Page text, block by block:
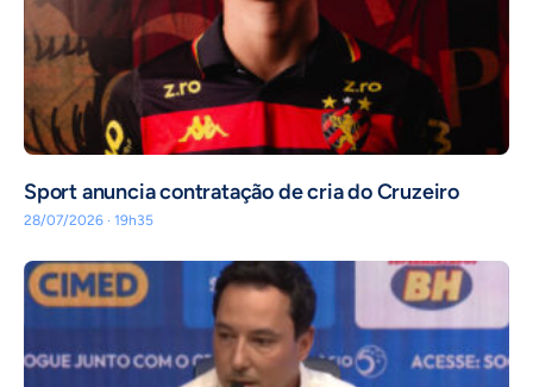
Sport anuncia contratação de cria do Cruzeiro
28/07/2026 · 19h35